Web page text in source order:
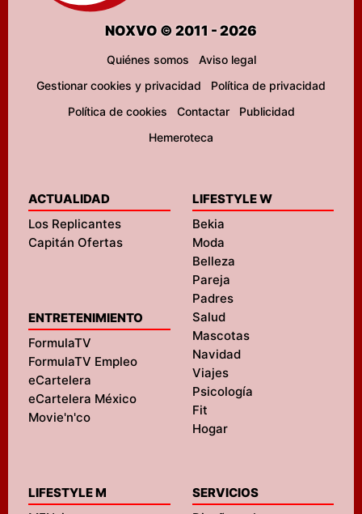
NOXVO © 2011 - 2026
Quiénes somos
Aviso legal
Gestionar cookies y privacidad
Política de privacidad
Política de cookies
Contactar
Publicidad
Hemeroteca
ACTUALIDAD
Los Replicantes
Capitán Ofertas
ENTRETENIMIENTO
FormulaTV
FormulaTV Empleo
eCartelera
eCartelera México
Movie'n'co
LIFESTYLE W
Bekia
Moda
Belleza
Pareja
Padres
Salud
Mascotas
Navidad
Viajes
Psicología
Fit
Hogar
LIFESTYLE M
SERVICIOS